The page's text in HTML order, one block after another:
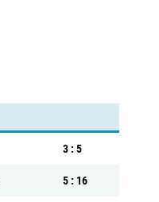
3 : 5
5 : 16